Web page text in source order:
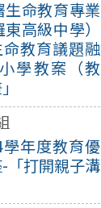
命教育專業
高級中學）
教育議題融
學教案（教
年度教育優
「打開親子溝